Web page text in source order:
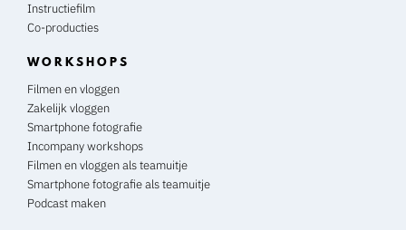
Instructiefilm
Co-producties
WORKSHOPS
Filmen en vloggen
Zakelijk vloggen
Smartphone fotografie
Incompany workshops
Filmen en vloggen als teamuitje
Smartphone fotografie als teamuitje
Podcast maken